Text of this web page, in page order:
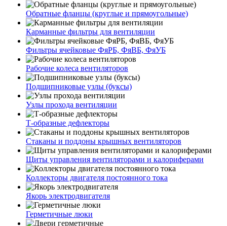
Обратные фланцы (круглые и прямоугольные)
Карманные фильтры для вентиляции
Фильтры ячейковые ФяРБ, ФяВБ, ФяУБ
Рабочие колеса вентиляторов
Подшипниковые узлы (буксы)
Узлы прохода вентиляции
Т-образные дефлекторы
Стаканы и поддоны крышных вентиляторов
Щиты управления вентиляторами и калориферами
Коллекторы двигателя постоянного тока
Якорь электродвигателя
Герметичные люки